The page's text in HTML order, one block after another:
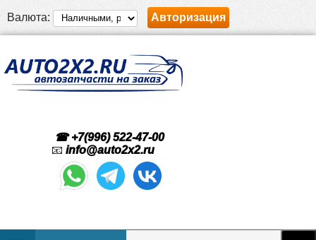
Валюта: Авторизация
☎ +7(996) 522-47-00
📧 info@auto2x2.ru